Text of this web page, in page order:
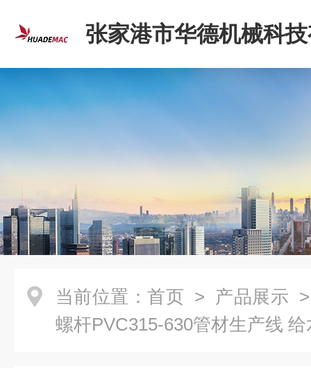
张家港市华德机械科
司
当前位置： 首页 > 产品展示
螺杆PVC315-630管材生产线